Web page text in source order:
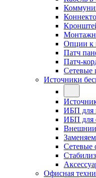
Опции к
Патч
Патч-
Источники
ИБП для
ИБП для
Внешнии
Сетевые
Офисная